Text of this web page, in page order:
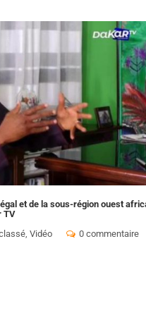
et de la sous-région ouest
TV
Vidéo 0 commentaire